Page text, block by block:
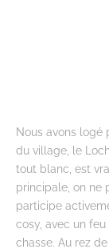
Nous avons logé
du village, le
tout blanc, est
principale, on ne
participe
cosy, avec un
chasse. Au rez